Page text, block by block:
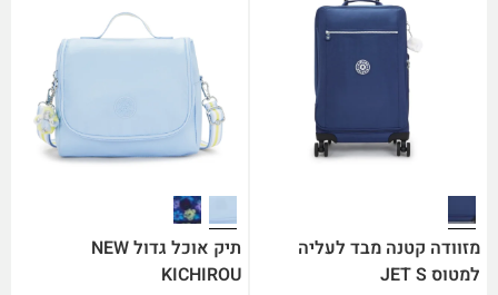
מזוודה קטנה מבד לעליה
למטוס JET S
תיק אוכל גדול NEW
KICHIROU